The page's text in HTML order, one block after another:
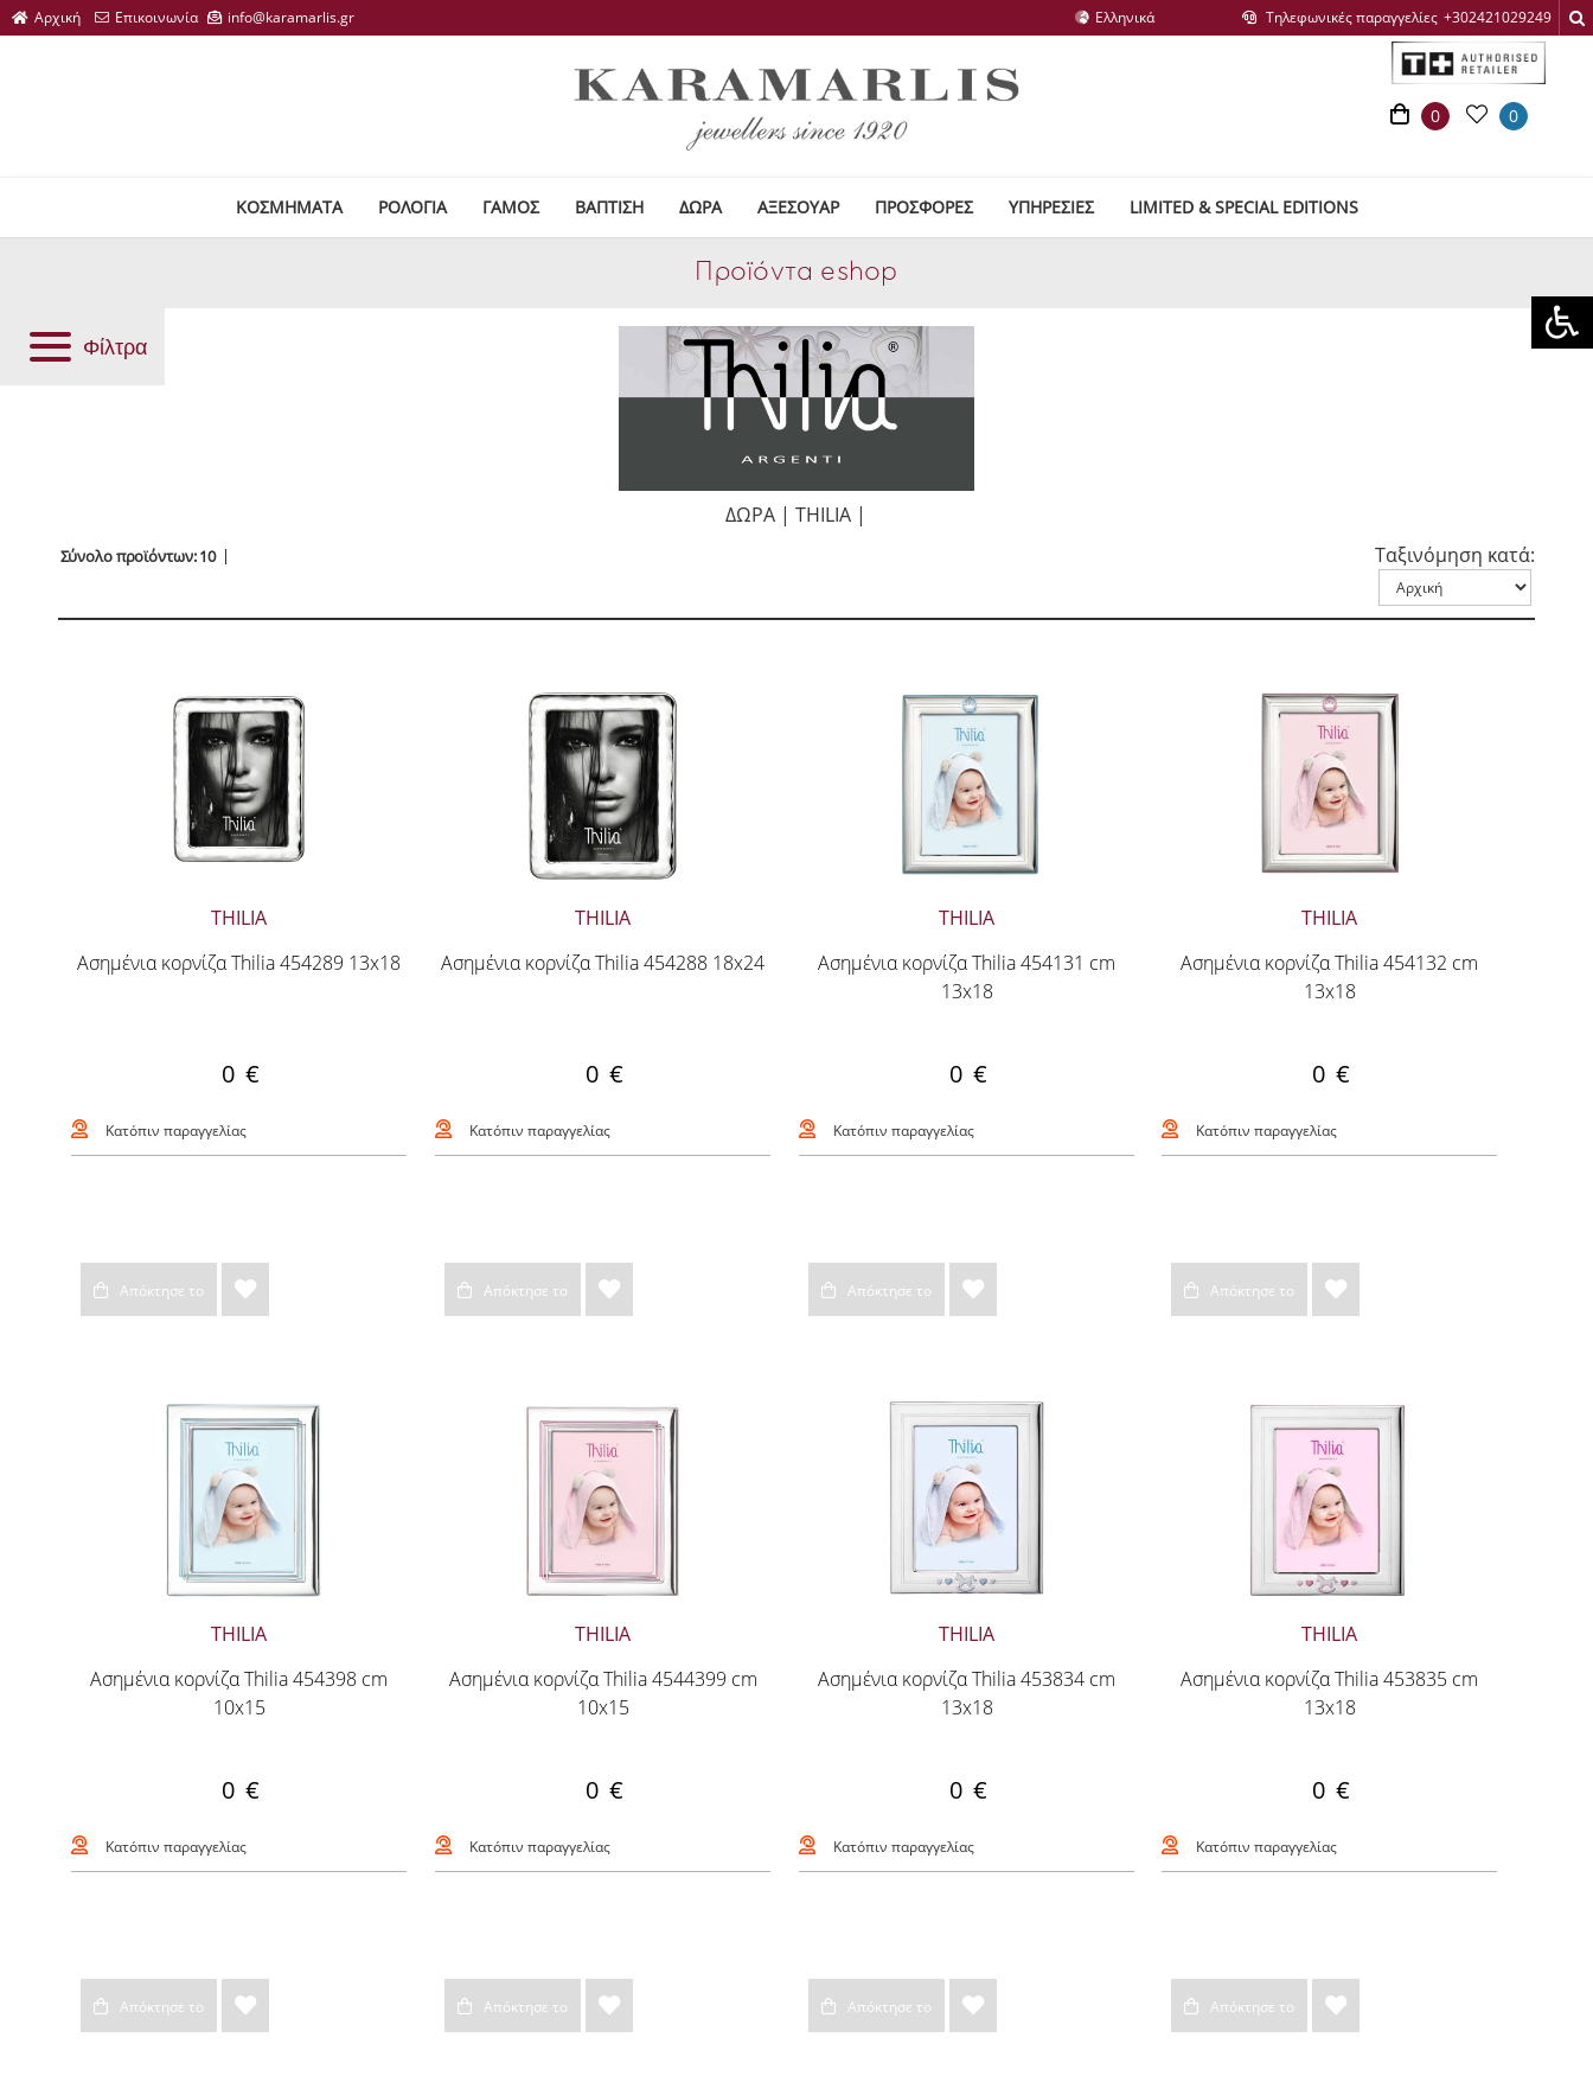
Τηλεφωνικές παραγγελίες
0 0
ΚΟΣΜΗΜΑΤΑ ΡΟΛΟΓΙΑ ΓΑΜΟΣ ΒΑΠΤΙΣΗ ΔΩΡΑ ΑΞΕΣΟΥΑΡ ΠΡΟΣΦΟΡΕΣ ΥΠΗΡΕΣΙΕΣ LIMITED & SPECIAL EDITIONS
Προϊόντα eshop
Φίλτρα
ΔΩΡΑ | THILIA |
Σύνολο προϊόντων: 10 Ταξινόμηση κατά:
THILIA
Ασημένια κορνίζα Thilia 454289 13x18
0 €
Κατόπιν παραγγελίας
Απόκτησε το
THILIA
Ασημένια κορνίζα Thilia 454288 18x24
0 €
Κατόπιν παραγγελίας
Απόκτησε το
THILIA
Ασημένια κορνίζα Thilia 454131 cm
13x18
0 €
Κατόπιν παραγγελίας
Απόκτησε το
THILIA
Ασημένια κορνίζα Thilia 454132 cm
13x18
0 €
Κατόπιν παραγγελίας
Απόκτησε το
THILIA
Ασημένια κορνίζα Thilia 454398 cm
10x15
0 €
Κατόπιν παραγγελίας
Απόκτησε το
THILIA
Ασημένια κορνίζα Thilia 4544399 cm
10x15
0 €
Κατόπιν παραγγελίας
Απόκτησε το
THILIA
Ασημένια κορνίζα Thilia 453834 cm
13x18
0 €
Κατόπιν παραγγελίας
Απόκτησε το
THILIA
Ασημένια κορνίζα Thilia 453835 cm
13x18
0 €
Κατόπιν παραγγελίας
Απόκτησε το